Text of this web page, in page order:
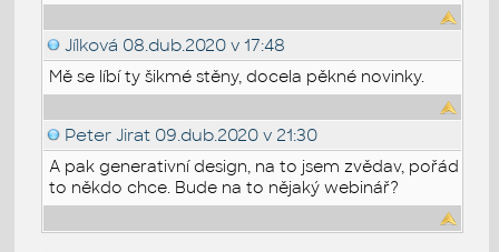
Jílková 08.dub.2020 v 17:48
Mě se líbí ty šikmé stěny, docela pěkné novinky.
Peter Jirat 09.dub.2020 v 21:30
A pak generativní design, na to jsem zvědav, pořád
to někdo chce. Bude na to nějaký webinář?